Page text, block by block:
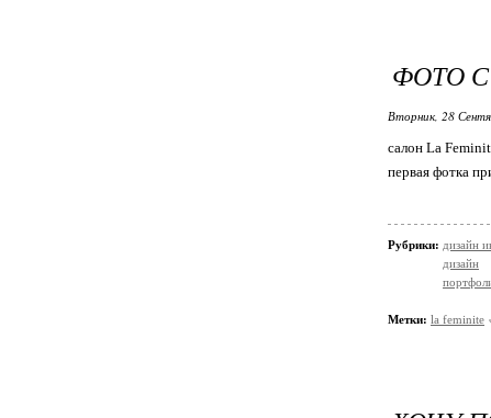
ФОТО
Вторник, 28
салон La
первая фотка
Рубрики: дизайн
дизайн
Метки: la feminite